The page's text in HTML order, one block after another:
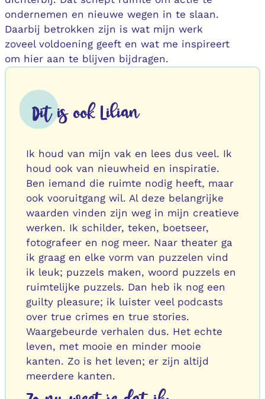
ondernemen en nieuwe wegen in te slaan.
Daarbij betrokken zijn is wat mijn werk
zoveel voldoening geeft en wat me inspireert
om hier aan te blijven bijdragen.
Dit is ook Lilian
Ik houd van mijn vak en lees dus veel. Ik
houd ook van nieuwheid en inspiratie.
Ben iemand die ruimte nodig heeft, maar
ook vooruitgang wil. Al deze belangrijke
waarden vinden zijn weg in mijn creatieve
werken. Ik schilder, teken, boetseer,
fotografeer en nog meer. Naar theater ga
ik graag en elke vorm van puzzelen vind
ik leuk; puzzels maken, woord puzzels en
ruimtelijke puzzels. Dan heb ik nog een
guilty pleasure; ik luister veel podcasts
over true crimes en true stories.
Waargebeurde verhalen dus. Het echte
leven, met mooie en minder mooie
kanten. Zo is het leven; er zijn altijd
meerdere kanten.